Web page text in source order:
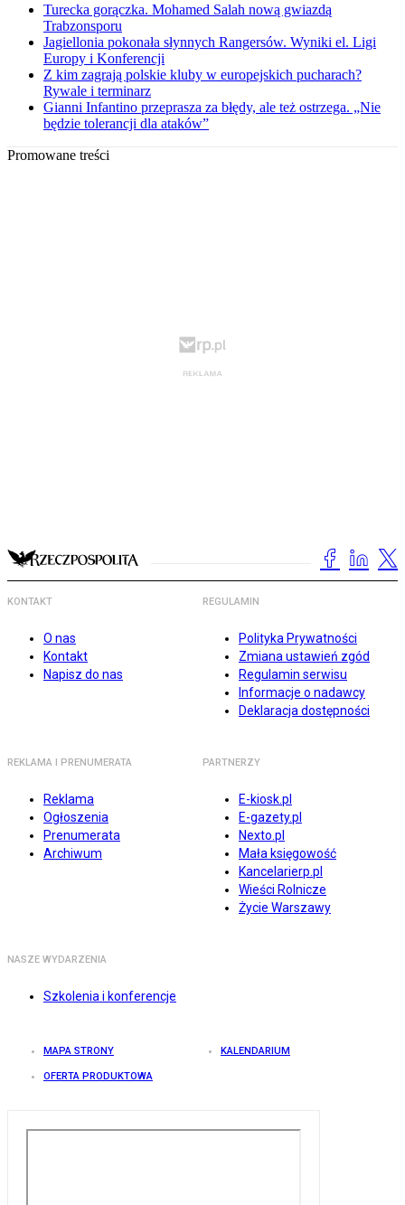
Turecka gorączka. Mohamed Salah nową gwiazdą
Trabzonsporu
Jagiellonia pokonała słynnych Rangersów. Wyniki el. Ligi
Europy i Konferencji
Z kim zagrają polskie kluby w europejskich pucharach?
Rywale i terminarz
Gianni Infantino przeprasza za błędy, ale też ostrzega. „Nie
będzie tolerancji dla ataków”
Promowane treści
KONTAKT
O nas
Kontakt
Napisz do nas
REGULAMIN
Polityka Prywatności
Zmiana ustawień zgód
Regulamin serwisu
Informacje o nadawcy
Deklaracja dostępności
REKLAMA I PRENUMERATA
Reklama
Ogłoszenia
Prenumerata
Archiwum
PARTNERZY
E-kiosk.pl
E-gazety.pl
Nexto.pl
Mała księgowość
Kancelarierp.pl
Wieści Rolnicze
Życie Warszawy
NASZE WYDARZENIA
Szkolenia i konferencje
MAPA STRONY KALENDARIUM
OFERTA PRODUKTOWA